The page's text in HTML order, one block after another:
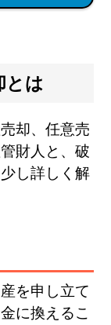
とは
却、任意売
財人と、破
し詳しく解
を申し立て
に換えるこ